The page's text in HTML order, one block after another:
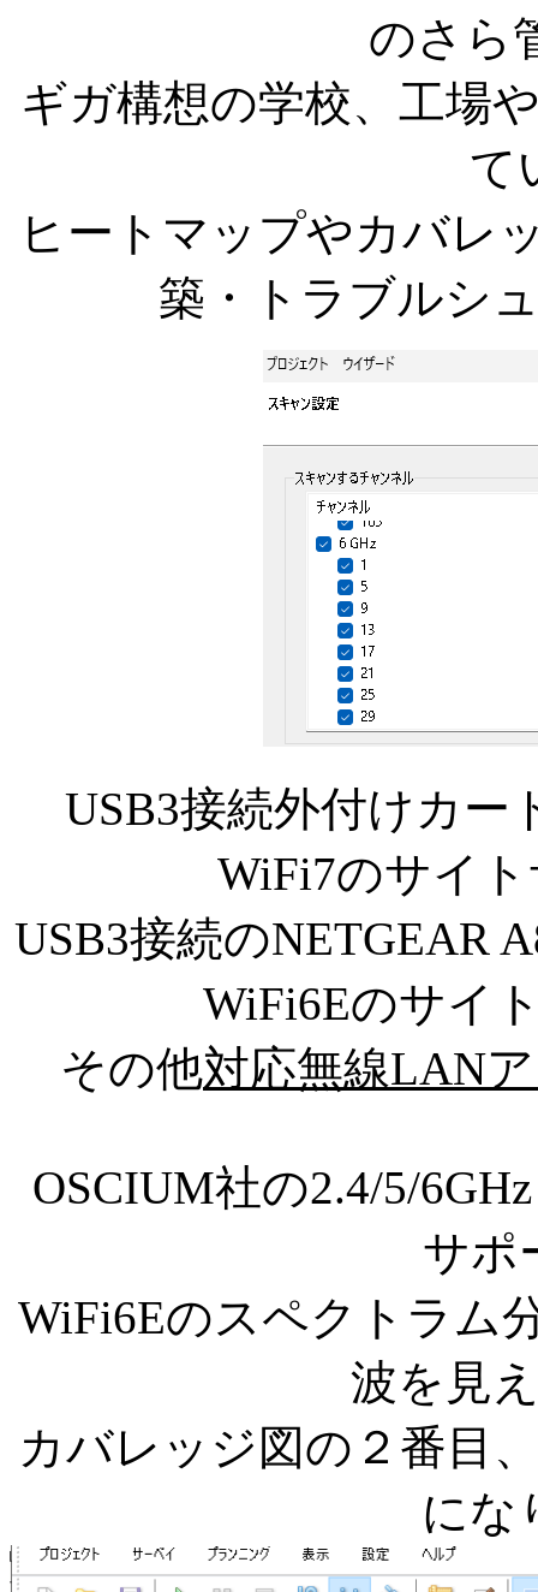
のさら
ギガ構想の学校、工場
て
ヒートマップやカバレ
築・トラブルシ
USB3接続外付けカー
WiFi7のサイ
USB3接続のNETGEAR
WiFi6Eのサイ
その他対応無線LAN
OSCIUM社の2.4/5/
サポ
WiFi6Eのスペクトラム
波を見
カバレッジ図の２番目
にな